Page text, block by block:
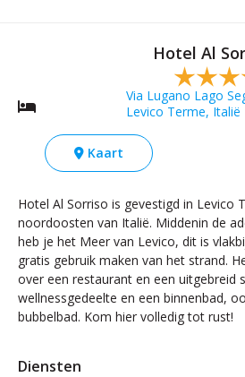
Hotel Al
Via Lugano Lago
Levico Terme, Italië
Kaart
Hotel Al Sorriso is gevestigd in Levico
noordoosten van Italië. Middenin de
heb je het Meer van Levico, dit is
gratis gebruik maken van het strand.
over een restaurant en een uitgebreid
wellnessgedeelte en een binnenbad,
bubbelbad. Kom hier volledig tot rust!
Diensten